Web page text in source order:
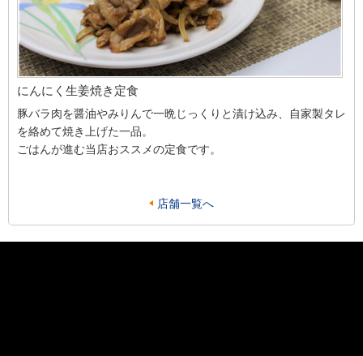
にんにく生姜焼き定食
豚バラ肉を醤油やみりんで一晩じっくりと漬け込み、自家製タレ
を絡めて焼き上げた一品。
ごはんが進む当店おススメの定食です。
店舗一覧へ